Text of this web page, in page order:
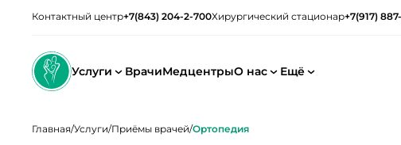
Контактный центр+7(843) 204-2-700Хирургический стационар+7(917)
Услуги ВрачиМедцентрыО нас Ещё
Главная/Услуги/Приёмы врачей/Ортопедия